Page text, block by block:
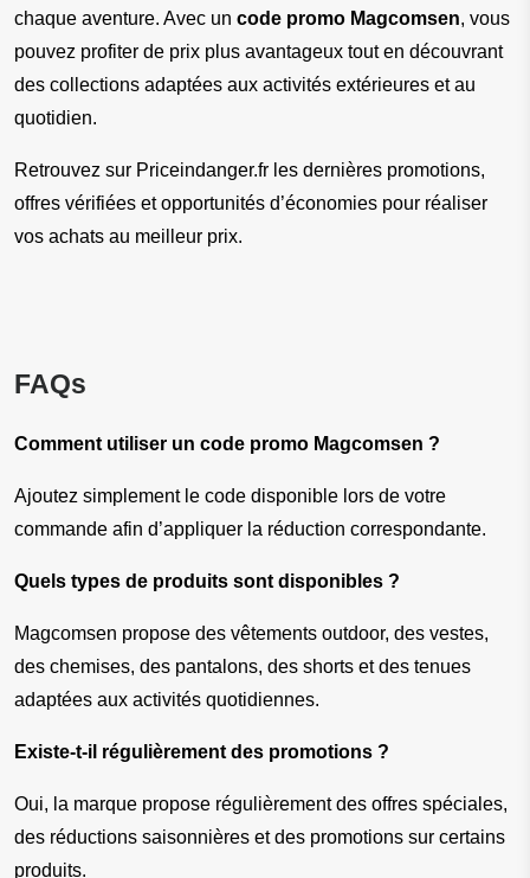
chaque aventure. Avec un code promo Magcomsen, vous
pouvez profiter de prix plus avantageux tout en découvrant
des collections adaptées aux activités extérieures et au
quotidien.
Retrouvez sur Priceindanger.fr les dernières promotions,
offres vérifiées et opportunités d’économies pour réaliser
vos achats au meilleur prix.
FAQs
Comment utiliser un code promo Magcomsen ?
Ajoutez simplement le code disponible lors de votre
commande afin d’appliquer la réduction correspondante.
Quels types de produits sont disponibles ?
Magcomsen propose des vêtements outdoor, des vestes,
des chemises, des pantalons, des shorts et des tenues
adaptées aux activités quotidiennes.
Existe-t-il régulièrement des promotions ?
Oui, la marque propose régulièrement des offres spéciales,
des réductions saisonnières et des promotions sur certains
produits.